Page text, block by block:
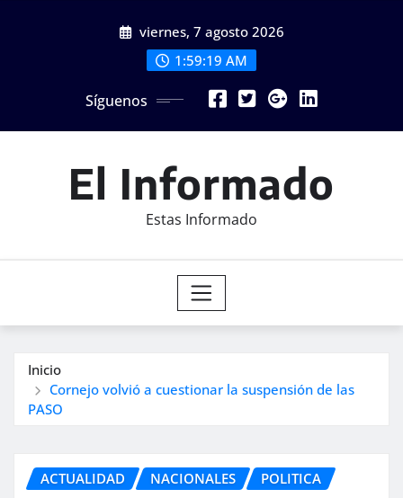
viernes, 7 agosto 2026
1:59:21 AM
Síguenos
El Informado
Estas Informado
Inicio
Cornejo volvió a cuestionar la suspensión de las
PASO
ACTUALIDAD NACIONALES POLITICA